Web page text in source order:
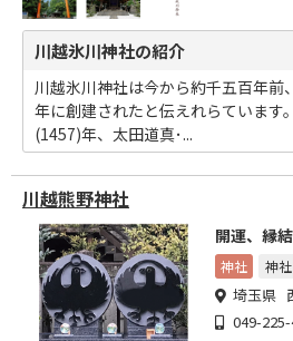
川越氷川神社の紹介
川越氷川神社は今から約千五百年前
年に創建されたと伝えれらています
(1457)年、太田道真･...
川越熊野神社
開運、縁
神社 神社
埼玉県
049-